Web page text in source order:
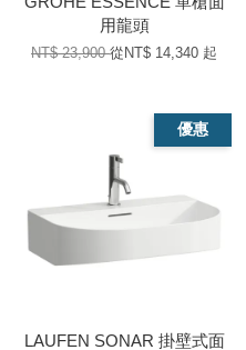
用龍頭
NT$ 23,900從 NT$ 14,340 起
優惠
LAUFEN SONAR 掛壁式面